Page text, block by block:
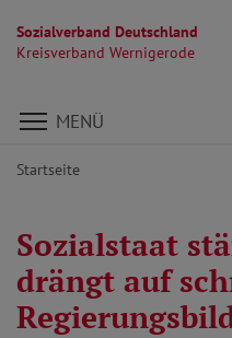
Sozialverband Deutschland
Kreisverband Wernigerode
Direkt zu den Inhalten
MENÜ
Startseite
Sozialstaat
drängt auf